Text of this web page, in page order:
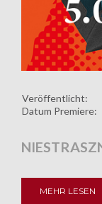
Veröffentlicht:
Datum Premiere:
MEHR LESEN